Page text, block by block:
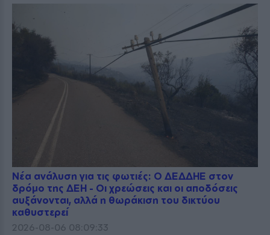
Νέα ανάλυση για τις φωτιές: Ο ΔΕΔΔΗΕ στον
δρόμο της ΔΕΗ - Οι χρεώσεις και οι αποδόσεις
αυξάνονται, αλλά η θωράκιση του δικτύου
καθυστερεί
2026-08-06 08:09:33